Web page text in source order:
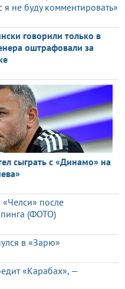
я не буду комментировать»
говорили только в
оштрафовали за
сыграть с «Динамо» на
после
(ФОТО)
в «Зарю»
«Карабах», —